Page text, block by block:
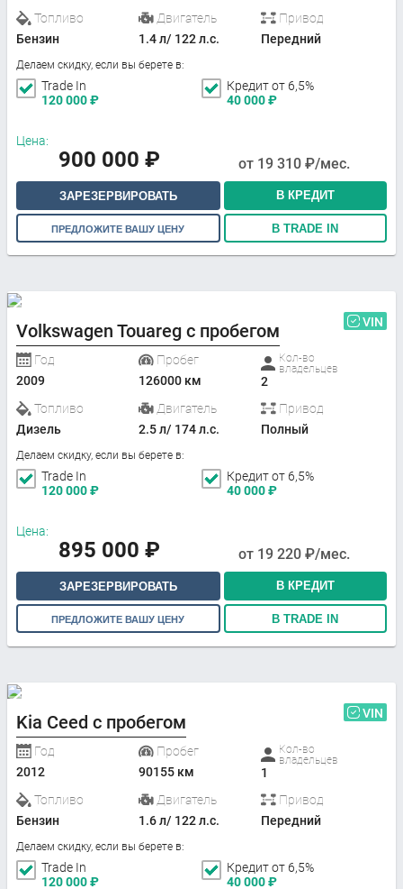
Топливо
Бензин
Двигатель
1.4 л/ 122 л.с.
Привод
Передний
Делаем скидку, если вы берете в:
Trade In
120 000₽
Кредит от 6,5%
40 000₽
Цена:
900 000 ₽ от 19 310 ₽/мес.
ЗАРЕЗЕРВИРОВАТЬ В КРЕДИТ
ПРЕДЛОЖИТЕ ВАШУ ЦЕНУ В TRADE IN
Volkswagen Touareg с пробегом VIN
Год
2009
Пробег
126000 км
Кол-во
владельцев
2
Топливо
Дизель
Двигатель
2.5 л/ 174 л.с.
Привод
Полный
Делаем скидку, если вы берете в:
Trade In
120 000₽
Кредит от 6,5%
40 000₽
Цена:
895 000 ₽ от 19 220 ₽/мес.
ЗАРЕЗЕРВИРОВАТЬ В КРЕДИТ
ПРЕДЛОЖИТЕ ВАШУ ЦЕНУ В TRADE IN
Kia Ceed с пробегом VIN
Год
2012
Пробег
90155 км
Кол-во
владельцев
1
Топливо
Бензин
Двигатель
1.6 л/ 122 л.с.
Привод
Передний
Делаем скидку, если вы берете в:
Trade In
120 000₽
Кредит от 6,5%
40 000₽